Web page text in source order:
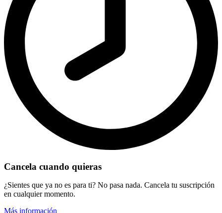
Cancela cuando quieras
¿Sientes que ya no es para ti? No pasa nada. Cancela tu suscripción
en cualquier momento.
Más información